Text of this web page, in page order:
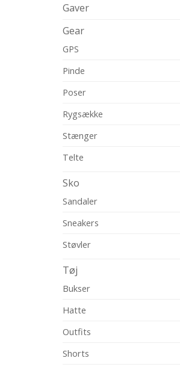
Gaver
Gear
GPS
Pinde
Poser
Rygsække
Stænger
Telte
Sko
Sandaler
Sneakers
Støvler
Tøj
Bukser
Hatte
Outfits
Shorts